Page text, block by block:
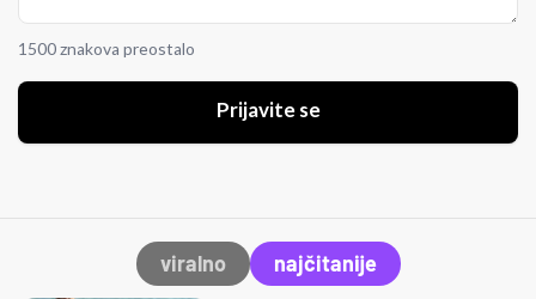
1500 znakova preostalo
Prijavite se
viralno najčitanije